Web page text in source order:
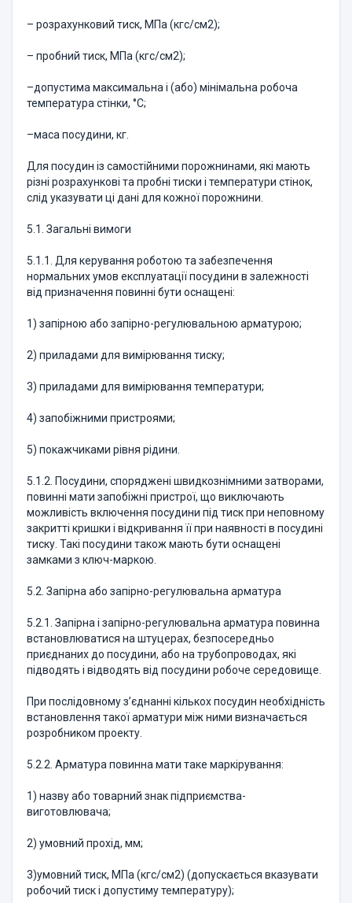
– розрахунковий тиск, МПа (кгс/см2);
– пробний тиск, МПа (кгс/см2);
–допустима максимальна і (або) мінімальна робоча
температура стінки, °С;
–маса посудини, кг.
Для посудин із самостійними порожнинами, які мають
різні розрахункові та пробні тиски і температури стінок,
слід указувати ці дані для кожної порожнини.
5.1. Загальні вимоги
5.1.1. Для керування роботою та забезпечення
нормальних умов експлуатації посудини в залежності
від призначення повинні бути оснащені:
1) запірною або запірно-регулювальною арматурою;
2) приладами для вимірювання тиску;
3) приладами для вимірювання температури;
4) запобіжними пристроями;
5) покажчиками рівня рідини.
5.1.2. Посудини, споряджені швидкознімними затворами,
повинні мати запобіжні пристрої, що виключають
можливість включення посудини під тиск при неповному
закритті кришки і відкривання її при наявності в посудині
тиску. Такі посудини також мають бути оснащені
замками з ключ-маркою.
5.2. Запірна або запірно-регулювальна арматура
5.2.1. Запірна і запірно-регулювальна арматура повинна
встановлюватися на штуцерах, безпосередньо
приєднаних до посудини, або на трубопроводах, які
підводять і відводять від посудини робоче середовище.
При послідовному з’єднанні кількох посудин необхідність
встановлення такої арматури між ними визначається
розробником проекту.
5.2.2. Арматура повинна мати таке маркірування:
1) назву або товарний знак підприємства-
виготовлювача;
2) умовний прохід, мм;
3)умовний тиск, МПа (кгс/см2) (допускається вказувати
робочий тиск і допустиму температуру);